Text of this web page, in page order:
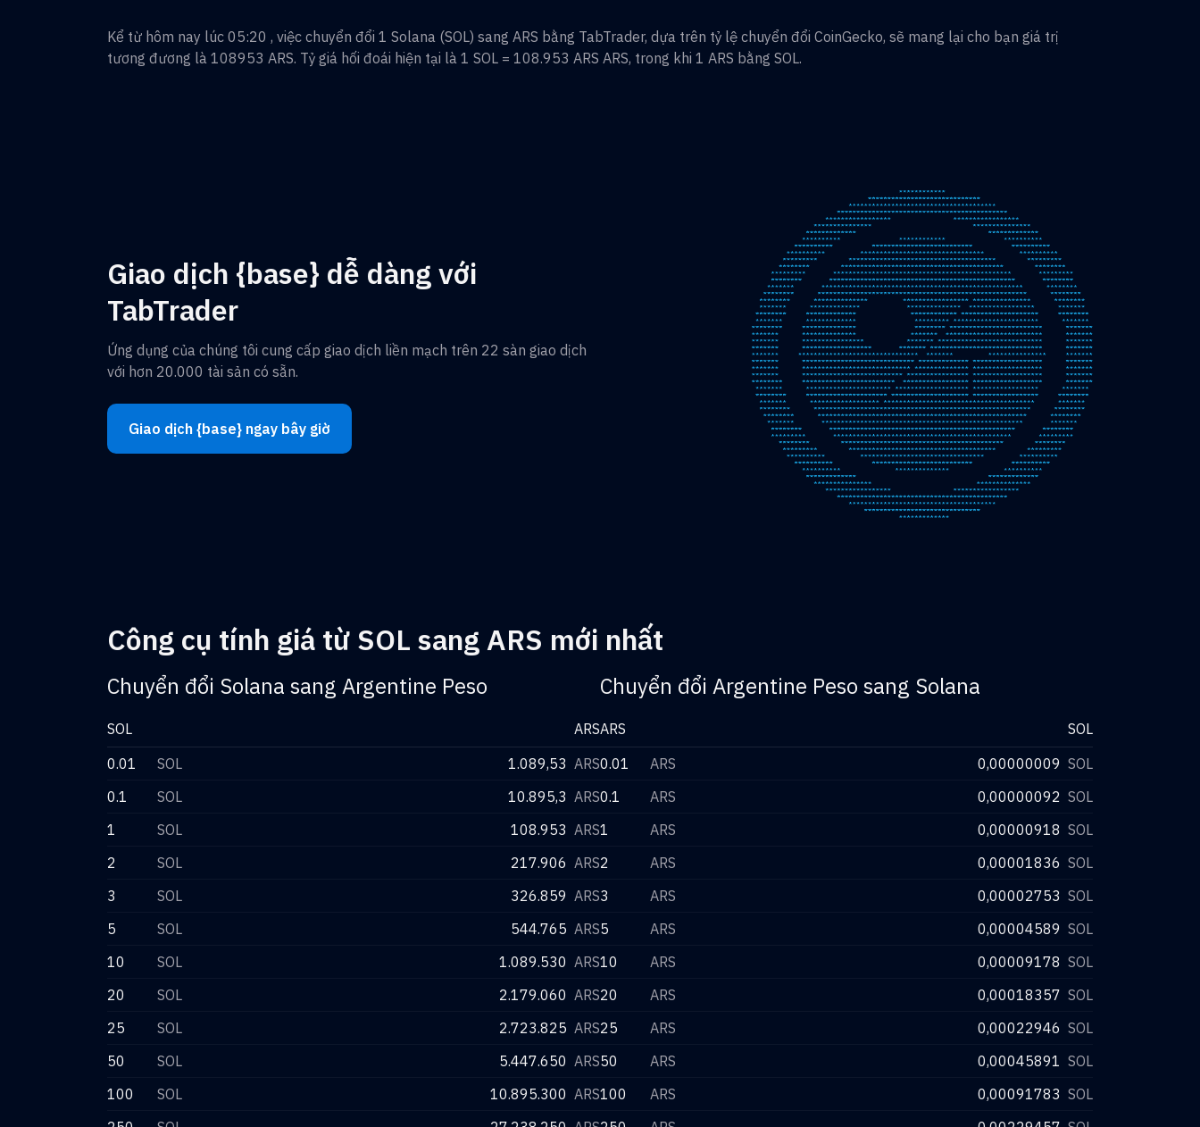
Kể từ hôm nay lúc 05:20 , việc chuyển đổi 1 Solana (SOL) sang ARS bằng TabTrader, dựa trên tỷ lệ chuyển đổi CoinGecko, sẽ mang lại cho bạn giá trị
tương đương là 108953 ARS. Tỷ giá hối đoái hiện tại là 1 SOL = 108.953 ARS ARS, trong khi 1 ARS bằng SOL.
Giao dịch {base} dễ dàng với
TabTrader
Ứng dụng của chúng tôi cung cấp giao dịch liền mạch trên 22 sàn giao dịch
với hơn 20.000 tài sản có sẵn.
Giao dịch {base} ngay bây giờ
Công cụ tính giá từ SOL sang ARS mới nhất
Chuyển đổi Solana sang Argentine Peso
SOL
ARS
0.01
SOL 1.089,53 ARS
0.1
SOL 10.895,3 ARS
1
SOL 108.953 ARS
2
SOL 217.906 ARS
3
SOL 326.859 ARS
5
SOL 544.765 ARS
10
SOL 1.089.530 ARS
20
SOL 2.179.060 ARS
25
SOL 2.723.825 ARS
50
SOL 5.447.650 ARS
100
SOL 10.895.300 ARS
Chuyển đổi Argentine Peso sang Solana
ARS
SOL
0.01
ARS 0,00000009 SOL
0.1
ARS 0,00000092 SOL
1
ARS 0,00000918 SOL
2
ARS 0,00001836 SOL
3
ARS 0,00002753 SOL
5
ARS 0,00004589 SOL
10
ARS 0,00009178 SOL
20
ARS 0,00018357 SOL
25
ARS 0,00022946 SOL
50
ARS 0,00045891 SOL
100
ARS 0,00091783 SOL